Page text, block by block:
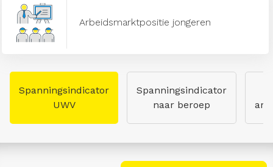
Arbeidsmarktpositie jongeren
Spanningsindicator
UWV
Spanningsindicator
naar beroep